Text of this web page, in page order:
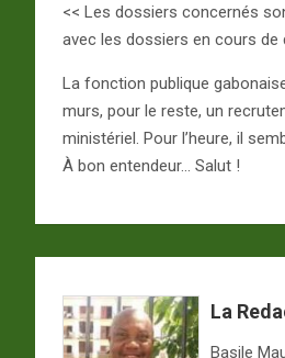
<< Les dossiers concernés
avec les dossiers en cours de
La fonction publique
murs, pour le reste, un
ministériel. Pour l’heure, il
À bon entendeur… Salut !
La
Basile